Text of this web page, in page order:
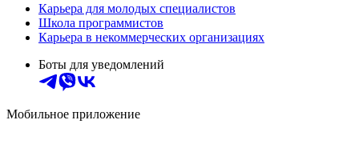
Карьера для молодых специалистов
Школа программистов
Карьера в некоммерческих организациях
Боты для уведомлений
Мобильное приложение